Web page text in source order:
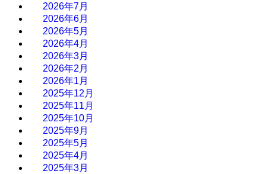
2026年7月
2026年6月
2026年5月
2026年4月
2026年3月
2026年2月
2026年1月
2025年12月
2025年11月
2025年10月
2025年9月
2025年5月
2025年4月
2025年3月